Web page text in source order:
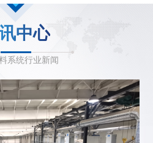
中心
系统行业新闻